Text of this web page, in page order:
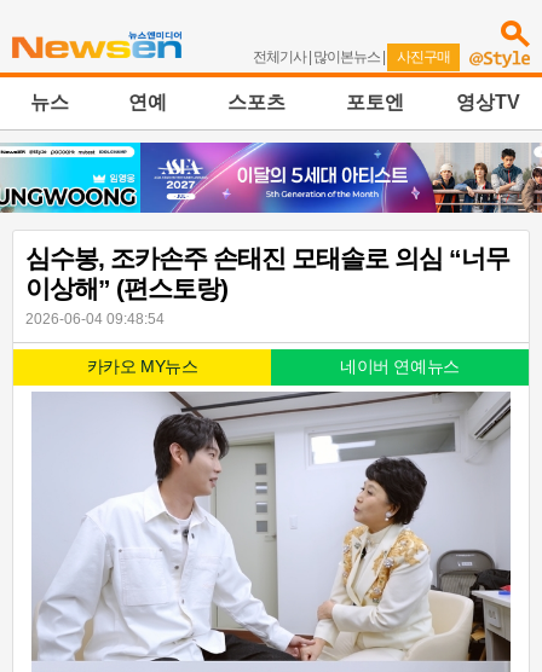
전체기사| 많이본뉴스 | 사진구매
뉴스 연예 스포츠 포토엔 영상TV
심수봉, 조카손주 손태진 모태솔로 의심 “너무
이상해” (편스토랑)
2026-06-04 09:48:54
카카오 MY뉴스 네이버 연예뉴스